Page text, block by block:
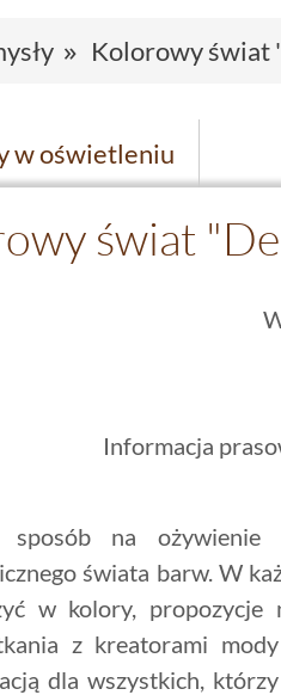
Kolorowy
w oświetleniu
świat
Informacja
sposób na ożywienie
świata barw. W
w kolory, propozycje
z kreatorami
dla wszystkich,